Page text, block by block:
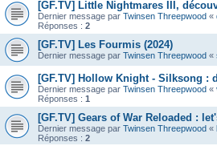
[GF.TV] Little Nightmares III,
Dernier message par Twinsen Threepwood «
Réponses : 2
[GF.TV] Les Fourmis (2024)
Dernier message par Twinsen Threepwood «
[GF.TV] Hollow Knight - Silksong :
Dernier message par Twinsen Threepwood «
Réponses : 1
[GF.TV] Gears of War Reloaded :
Dernier message par Twinsen Threepwood «
Réponses : 2